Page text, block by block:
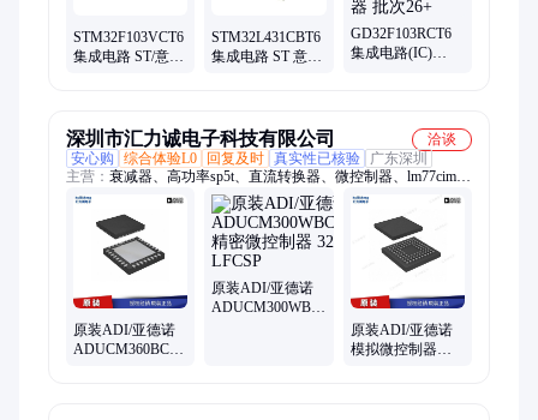
STM32F103VCT6
集成电路 ST/意法
STM32L431CBT6
集成电路 ST 意法
GD32F103RCT6
集成电路(IC)
深圳市汇力诚电子科技有限公司
洽谈
安心购
综合体验L0 回复及时 真实性已核验
广东深圳
主营： 衰减器、高功率sp5t、直流转换器、微控制器、lm77cimx-
5/nopb
原装ADI/亚德诺
ADUCM360BCPZ128
原装ADI/亚德诺
ADUCM300WBCPZ
原装ADI/亚德诺
模拟微控制器